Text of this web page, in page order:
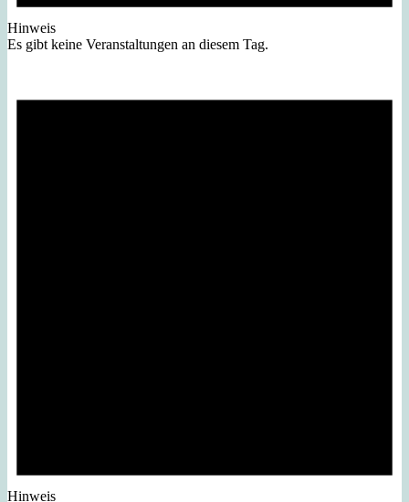
Hinweis
Es gibt keine Veranstaltungen an diesem Tag.
Hinweis